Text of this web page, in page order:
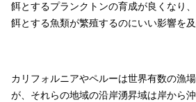
餌とするプランクトンの育成が良くなり
餌とする魚類が繁殖するのにいい影響を及
カリフォルニアやペルーは世界有数の漁
が、それらの地域の沿岸湧昇域は岸から